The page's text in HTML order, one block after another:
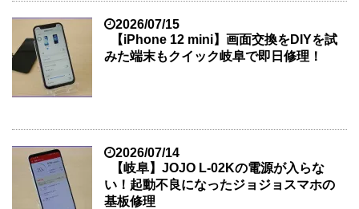
2026/07/15
【iPhone 12 mini】画面交換をDIYを試
みた端末もクイック岐阜で即日修理！
2026/07/14
【岐阜】JOJO L-02Kの電源が入らな
い！起動不良になったジョジョスマホの
基板修理